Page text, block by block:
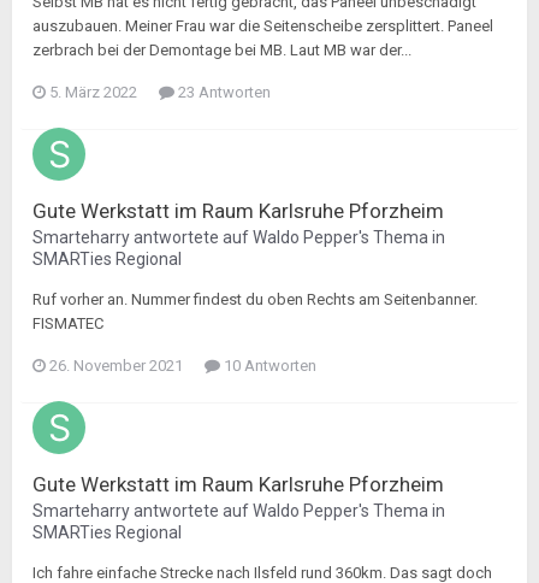
auszubauen. Meiner Frau war die Seitenscheibe zersplittert. Paneel
zerbrach bei der Demontage bei MB. Laut MB war der...
5. März 2022 23 Antworten
Gute Werkstatt im Raum Karlsruhe Pforzheim
Smarteharryantwortete aufWaldo Pepper's Thema in
SMARTies Regional
Ruf vorher an. Nummer findest du oben Rechts am Seitenbanner.
FISMATEC
26. November 2021 10 Antworten
Gute Werkstatt im Raum Karlsruhe Pforzheim
Smarteharryantwortete aufWaldo Pepper's Thema in
SMARTies Regional
Ich fahre einfache Strecke nach Ilsfeld rund 360km. Das sagt doch